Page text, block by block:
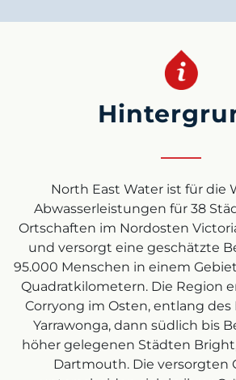
North East Water ist für die
Abwasserleistungen für 38
Ortschaften im Nordosten
und versorgt eine geschätzte
95.000 Menschen in einem
Quadratkilometern. Die Region
Corryong im Osten, entlang des
Yarrawonga, dann südlich bis
höher gelegenen Städten
Dartmouth. Die versorgten